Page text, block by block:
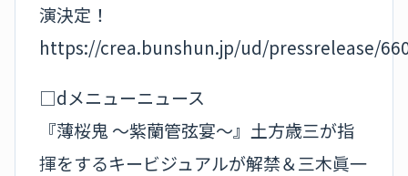
演決定！
https://crea.bunshun.jp/ud/pressrelease/
□dメニューニュース
『薄桜鬼 〜紫蘭管弦宴〜』土方歳三が指
揮をするキービジュアルが解禁＆三木眞一